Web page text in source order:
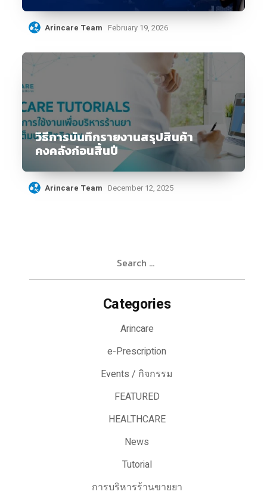
Arincare Team February 19, 2026
วิธีการบันทึกรายงานสรุปสินค้า
คงคลังก่อนสิ้นปี
Arincare Team December 12, 2025
Categories
Arincare
e-Prescription
Events / กิจกรรม
FEATURED
HEALTHCARE
News
Tutorial
การบริหารร้านขายยา